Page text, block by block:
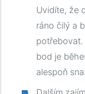
Uvidíte, že
ráno čilý a
potřebovat.
bod je
alespoň